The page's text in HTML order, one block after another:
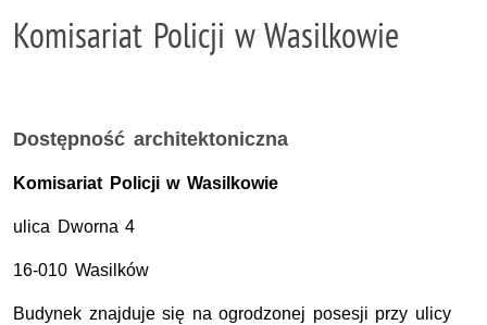
Komisariat Policji w Wasilkowie
Dostępność architektoniczna
Komisariat Policji w Wasilkowie
ulica Dworna 4
16-010 Wasilków
Budynek znajduje się na ogrodzonej posesji przy ulicy